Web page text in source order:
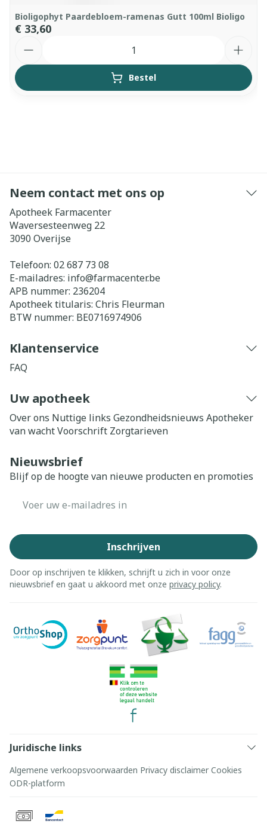
Bioligophyt Paardebloem-ramenas Gutt 100ml Bioligo
€ 33,60
Bestel
Neem contact met ons op
Apotheek Farmacenter
Waversesteenweg 22
3090 Overijse
Telefoon: 02 687 73 08
E-mailadres: info@farmacenter.be
APB nummer: 236204
Apotheek titularis: Chris Fleurman
BTW nummer: BE0716974906
Klantenservice
FAQ
Uw apotheek
Over ons Nuttige links Gezondheidsnieuws Apotheker
van wachtVoorschrift Zorgtarieven
Nieuwsbrief
Blijf op de hoogte van nieuwe producten en promoties
Inschrijven
Door op inschrijven te klikken, schrijft u zich in voor onze
nieuwsbrief en gaat u akkoord met onze privacy policy.
Juridische links
Algemene verkoopsvoorwaarden Privacy disclaimer Cookies
ODR-platform